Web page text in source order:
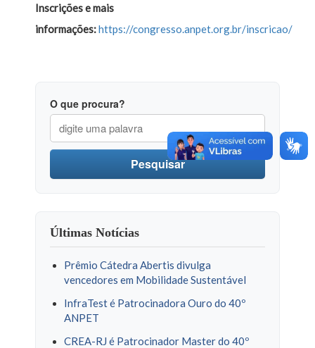
Inscrições e mais
informações:https://congresso.anpet.org.br/inscricao/
O que procura?
Pesquisar
Últimas Notícias
Prêmio Cátedra Abertis divulga
vencedores em Mobilidade Sustentável
InfraTest é Patrocinadora Ouro do 40º
ANPET
CREA-RJ é Patrocinador Master do 40º